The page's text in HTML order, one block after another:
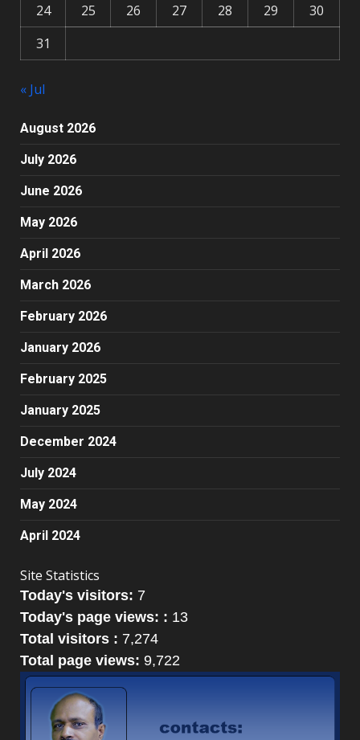
24
25 26 27 28 29
30
31
« Jul
August 2026
July 2026
June 2026
May 2026
April 2026
March 2026
February 2026
January 2026
February 2025
January 2025
December 2024
July 2024
May 2024
April 2024
Site Statistics
Today's visitors: 7
Today's page views: : 13
Total visitors : 7,274
Total page views: 9,722